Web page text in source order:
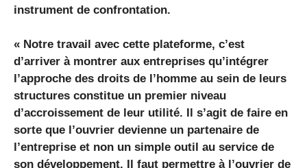
instrument de confrontation.
« Notre travail avec cette plateforme, c’est
d’arriver à montrer aux entreprises qu’intégrer
l’approche des droits de l’homme au sein de leurs
structures constitue un premier niveau
d’accroissement de leur utilité. Il s’agit de faire en
sorte que l’ouvrier devienne un partenaire de
l’entreprise et non un simple outil au service de
son développement. Il faut permettre à l’ouvrier de